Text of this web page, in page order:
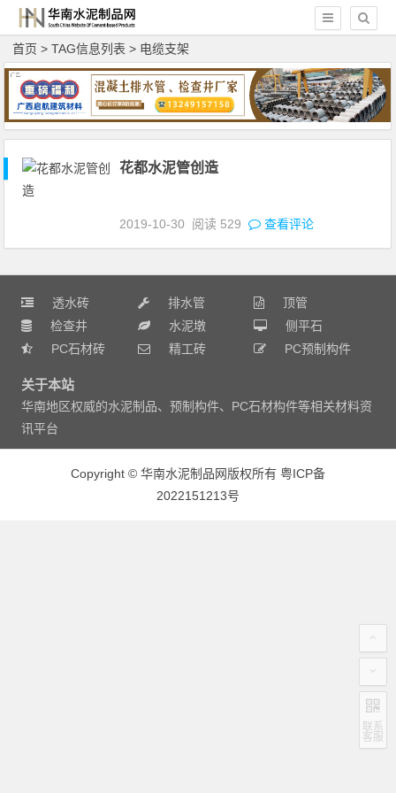
首页 > TAG信息列表 > 电缆支架
花都水泥管创造
2019-10-30 阅读 529 查看评论
透水砖 排水管
顶管
检查井
水泥墩
侧平石
PC石材砖
精工砖 PC预制构件
关于本站
华南地区权威的水泥制品、预制构件、PC石材构件等相关材料资
讯平台
Copyright © 华南水泥制品网版权所有 粤ICP备
2022151213号
联系
客服